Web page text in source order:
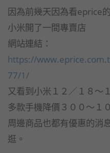
因為前幾天因為看eprice
小米開了一間專賣店
網站連結：
https://
77/1/
又看到小米１２／１８～
多款手機降價３００～１
周邊商品也都有優惠的消
逛。